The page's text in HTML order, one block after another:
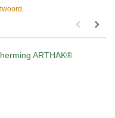
.
ARTHAK®